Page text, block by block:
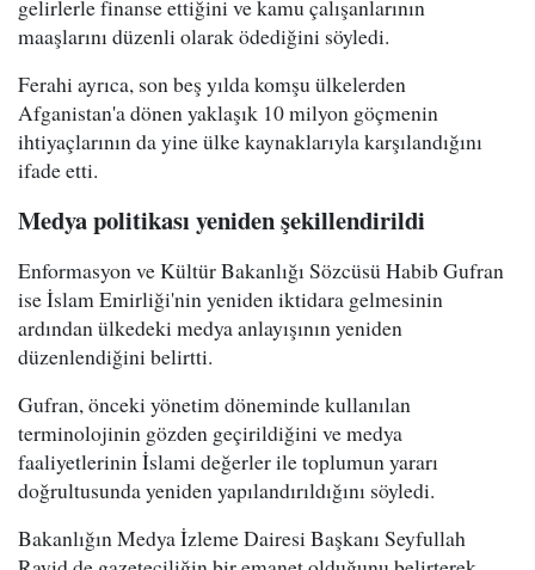
gelirlerle finanse ettiğini ve kamu çalışanlarının
maaşlarını düzenli olarak ödediğini söyledi.
Ferahi ayrıca, son beş yılda komşu ülkelerden
Afganistan'a dönen yaklaşık 10 milyon göçmenin
ihtiyaçlarının da yine ülke kaynaklarıyla karşılandığını
ifade etti.
Medya politikası yeniden şekillendirildi
Enformasyon ve Kültür Bakanlığı Sözcüsü Habib Gufran
ise İslam Emirliği'nin yeniden iktidara gelmesinin
ardından ülkedeki medya anlayışının yeniden
düzenlendiğini belirtti.
Gufran, önceki yönetim döneminde kullanılan
terminolojinin gözden geçirildiğini ve medya
faaliyetlerinin İslami değerler ile toplumun yararı
doğrultusunda yeniden yapılandırıldığını söyledi.
Bakanlığın Medya İzleme Dairesi Başkanı Seyfullah